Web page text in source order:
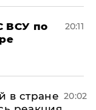
ВСУ по
20:11
в стране 20:02